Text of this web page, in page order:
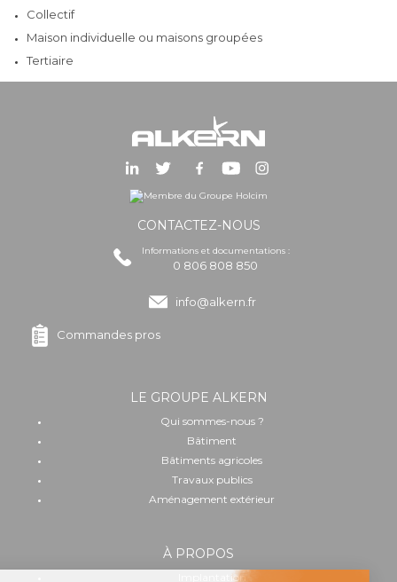
Collectif
Maison individuelle ou maisons groupées
Tertiaire
CONTACTEZ-NOUS
Informations et documentations :
0 806 808 850
info@alkern.fr
Commandes pros
LE GROUPE ALKERN
Qui sommes-nous ?
Bâtiment
Bâtiments agricoles
Travaux publics
Aménagement extérieur
À PROPOS
Implantation